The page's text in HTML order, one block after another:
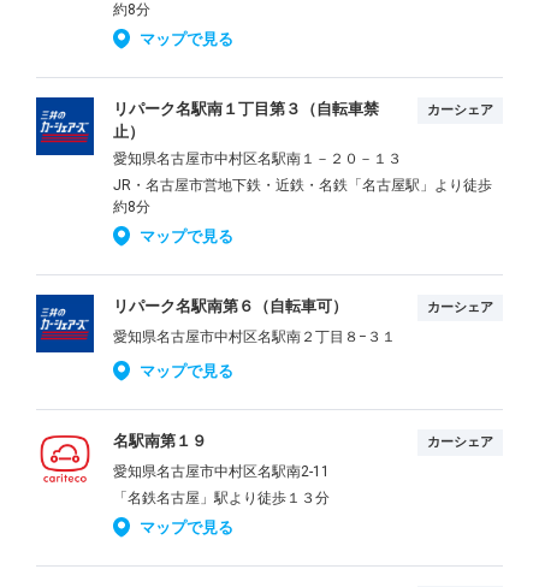
約8分
マップで見る
リパーク名駅南１丁目第３（自転車禁
止）
カーシェア
愛知県名古屋市中村区名駅南１－２０－１３
JR・名古屋市営地下鉄・近鉄・名鉄「名古屋駅」より徒歩
約8分
マップで見る
リパーク名駅南第６（自転車可） カーシェア
愛知県名古屋市中村区名駅南２丁目８−３１
マップで見る
名駅南第１９ カーシェア
愛知県名古屋市中村区名駅南2-11
「名鉄名古屋」駅より徒歩１３分
マップで見る